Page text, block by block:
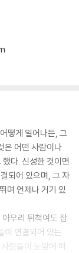
떻게 일어나든, 그
은 어떤 사람이나
다. 신성한 것이면
되어 있으며, 그 자
며 언제나 거기 있
무리 뒤척여도 잠
이 연결되어 있는
람들이 눈앞에 떠